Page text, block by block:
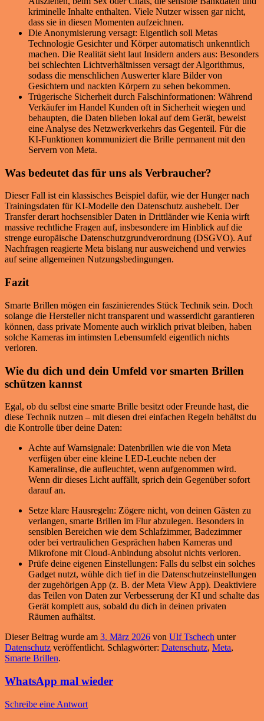
kriminelle Inhalte enthalten. Viele Nutzer wissen gar nicht,
dass sie in diesen Momenten aufzeichnen.
Die Anonymisierung versagt: Eigentlich soll Metas
Technologie Gesichter und Körper automatisch unkenntlich
machen. Die Realität sieht laut Insidern anders aus: Besonders
bei schlechten Lichtverhältnissen versagt der Algorithmus,
sodass die menschlichen Auswerter klare Bilder von
Gesichtern und nackten Körpern zu sehen bekommen.
Trügerische Sicherheit durch Falschinformationen: Während
Verkäufer im Handel Kunden oft in Sicherheit wiegen und
behaupten, die Daten blieben lokal auf dem Gerät, beweist
eine Analyse des Netzwerkverkehrs das Gegenteil. Für die
KI-Funktionen kommuniziert die Brille permanent mit den
Servern von Meta.
Was bedeutet das für uns als Verbraucher?
Dieser Fall ist ein klassisches Beispiel dafür, wie der Hunger nach
Trainingsdaten für KI-Modelle den Datenschutz aushebelt. Der
Transfer derart hochsensibler Daten in Drittländer wie Kenia wirft
massive rechtliche Fragen auf, insbesondere im Hinblick auf die
strenge europäische Datenschutzgrundverordnung (DSGVO). Auf
Nachfragen reagierte Meta bislang nur ausweichend und verwies
auf seine allgemeinen Nutzungsbedingungen.
Fazit
Smarte Brillen mögen ein faszinierendes Stück Technik sein. Doch
solange die Hersteller nicht transparent und wasserdicht garantieren
können, dass private Momente auch wirklich privat bleiben, haben
solche Kameras im intimsten Lebensumfeld eigentlich nichts
verloren.
Wie du dich und dein Umfeld vor smarten Brillen
schützen kannst
Egal, ob du selbst eine smarte Brille besitzt oder Freunde hast, die
diese Technik nutzen – mit diesen drei einfachen Regeln behältst du
die Kontrolle über deine Daten:
Achte auf Warnsignale: Datenbrillen wie die von Meta
verfügen über eine kleine LED-Leuchte neben der
Kameralinse, die aufleuchtet, wenn aufgenommen wird.
Wenn dir dieses Licht auffällt, sprich dein Gegenüber sofort
darauf an.
Setze klare Hausregeln: Zögere nicht, von deinen Gästen zu
verlangen, smarte Brillen im Flur abzulegen. Besonders in
sensiblen Bereichen wie dem Schlafzimmer, Badezimmer
oder bei vertraulichen Gesprächen haben Kameras und
Mikrofone mit Cloud-Anbindung absolut nichts verloren.
Prüfe deine eigenen Einstellungen: Falls du selbst ein solches
Gadget nutzt, wühle dich tief in die Datenschutzeinstellungen
der zugehörigen App (z. B. der Meta View App). Deaktiviere
das Teilen von Daten zur Verbesserung der KI und schalte das
Gerät komplett aus, sobald du dich in deinen privaten
Räumen aufhältst.
Dieser Beitrag wurde am 3. März 2026 von Ulf Tschech unter
Datenschutz veröffentlicht. Schlagwörter: Datenschutz, Meta,
Smarte Brillen.
WhatsApp mal wieder
Schreibe eine Antwort